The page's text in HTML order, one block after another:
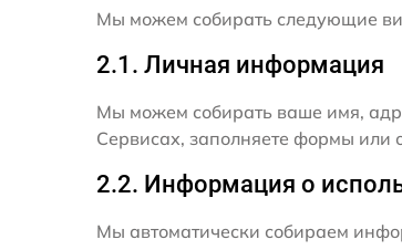
Мы можем собирать следующие
2.1. Личная информация
Мы можем собирать ваше имя,
Сервисах, заполняете формы или
2.2. Информация о
Мы автоматически собираем